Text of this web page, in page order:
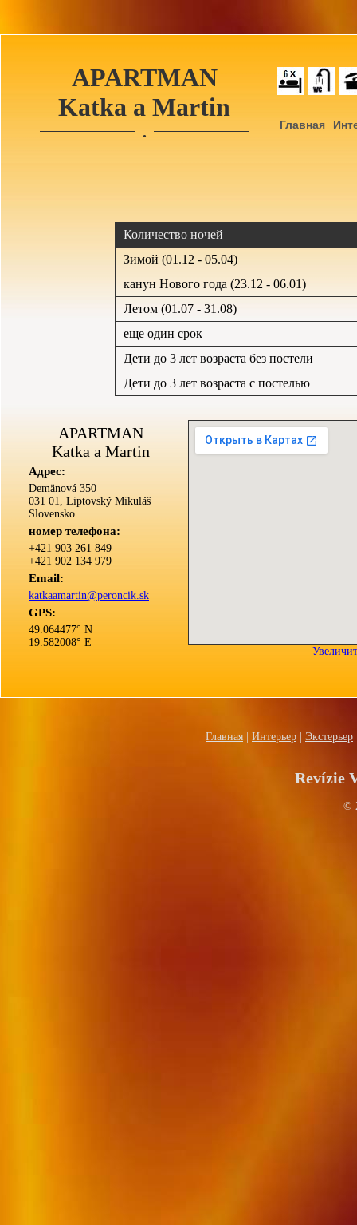
APARTMAN
Katka a Martin
•
Главная
Количество ночей
Зимой (01.12 - 05.04)
канун Нового года (23.12 - 06.01)
Летом (01.07 - 31.08)
еще один срок
Дети до 3 лет возраста без постели
Дети до 3 лет возраста с постелью
APARTMAN
Katka a Martin
Aдрес:
Demänová 350
031 01, Liptovský Mikuláš
Slovensko
номер телефона:
+421 903 261 849
+421 902 134 979
Email:
katkaamartin@peroncik.sk
GPS:
49.064477° N
19.582008° E
Главная Интерьер Экстерьер
Revízie
©